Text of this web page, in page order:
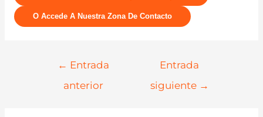
O Accede A Nuestra Zona De Contacto
Navegación
← Entrada
anterior
Entrada
siguiente →